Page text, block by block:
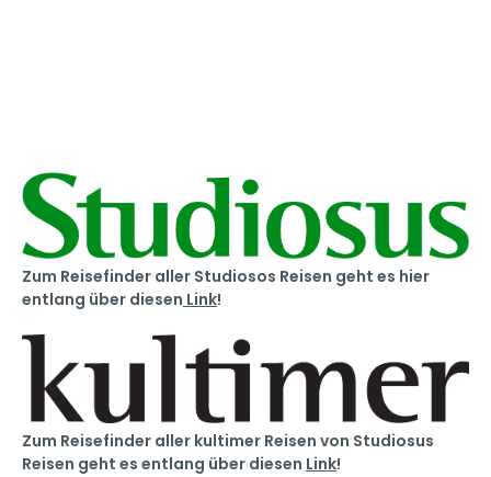
Zum Reisefinder aller Studiosos Reisen geht es hier
entlang über diesen Link!
Zum Reisefinder aller kultimer Reisen von Studiosus
Reisen geht es entlang über diesen Link!